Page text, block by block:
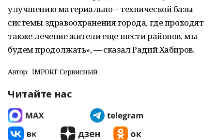
улучшению материально – технической базы
системы здравоохранения города, где проходят
также лечение жители еще шести районов, мы
будем продолжать», — сказал Радий Хабиров.
Автор: IMPORT Сервисный
Читайте нас